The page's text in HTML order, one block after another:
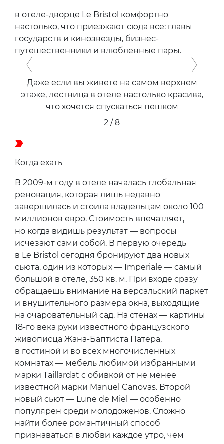
в отеле-дворце Le Bristol комфортно
настолько, что приезжают сюда все: главы
государств и кинозвезды, бизнес-
путешественники и влюбленные пары.
Даже если вы живете на самом верхнем
этаже, лестница в отеле настолько красива,
что хочется спускаться пешком
2 / 8
Когда ехать
В 2009-м году в отеле началась глобальная
реновация, которая лишь недавно
завершилась и стоила владельцам около 100
миллионов евро. Стоимость впечатляет,
но когда видишь результат — вопросы
исчезают сами собой. В первую очередь
в Le Bristol сегодня бронируют два новых
сьюта, один из которых — Imperiale — самый
большой в отеле, 350 кв. м. При входе сразу
обращаешь внимание на версальский паркет
и внушительного размера окна, выходящие